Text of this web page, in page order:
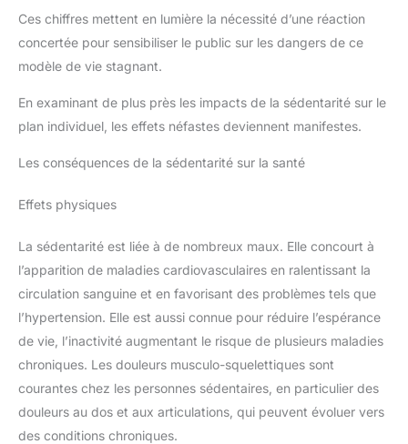
Ces chiffres mettent en lumière la nécessité d’une réaction
concertée pour sensibiliser le public sur les dangers de ce
modèle de vie stagnant.
En examinant de plus près les impacts de la sédentarité sur le
plan individuel, les effets néfastes deviennent manifestes.
Les conséquences de la sédentarité sur la santé
Effets physiques
La sédentarité est liée à de nombreux maux. Elle concourt à
l’apparition de maladies cardiovasculaires en ralentissant la
circulation sanguine et en favorisant des problèmes tels que
l’hypertension. Elle est aussi connue pour réduire l’espérance
de vie, l’inactivité augmentant le risque de plusieurs maladies
chroniques. Les douleurs musculo-squelettiques sont
courantes chez les personnes sédentaires, en particulier des
douleurs au dos et aux articulations, qui peuvent évoluer vers
des conditions chroniques.